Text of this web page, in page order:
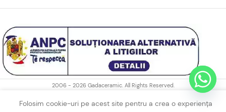
2006 - 2026 Gadaceramic. All Rights Reserved.
Folosim cookie-uri pe acest site pentru a crea o experiența